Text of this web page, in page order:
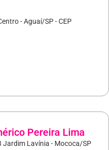
- Aguaí/SP - CEP
Pereira Lima
Jardim Lavínia - Mococa/SP